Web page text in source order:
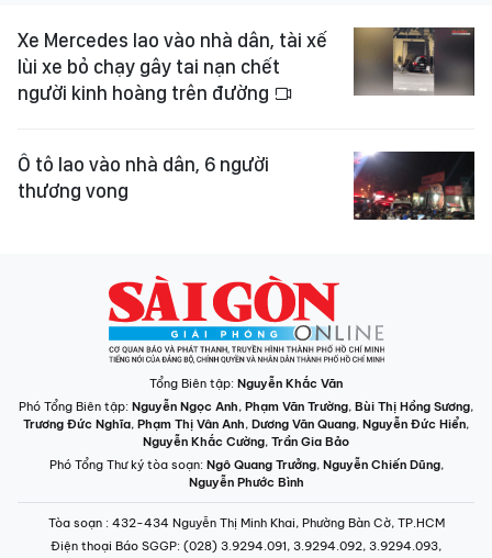
Xe Mercedes lao vào nhà dân, tài xế
lùi xe bỏ chạy gây tai nạn chết
người kinh hoàng trên đường
Ô tô lao vào nhà dân, 6 người
thương vong
Tổng Biên tập: Nguyễn Khắc Văn
Phó Tổng Biên tập: Nguyễn Ngọc Anh, Phạm Văn Trường, Bùi Thị Hồng Sương,
Trương Đức Nghĩa, Phạm Thị Vân Anh, Dương Văn Quang, Nguyễn Đức Hiển,
Nguyễn Khắc Cường, Trần Gia Bảo
Phó Tổng Thư ký tòa soạn: Ngô Quang Trưởng, Nguyễn Chiến Dũng,
Nguyễn Phước Bình
Tòa soạn : 432-434 Nguyễn Thị Minh Khai, Phường Bàn Cờ, TP.HCM
Điện thoại Báo SGGP: (028) 3.9294.091, 3.9294.092, 3.9294.093,